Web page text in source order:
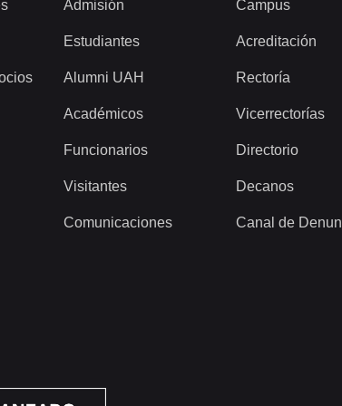
Admisión
Estudiantes
Alumni UAH
Académicos
Funcionarios
Visitantes
Comunicaciones
Campus
Acreditación
Rectoría
Vicerrectorías
Directorio
Decanos
Canal de